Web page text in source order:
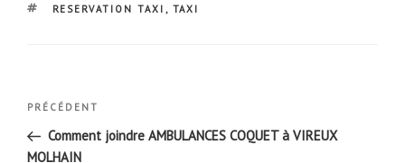
ÉTIQUETTES
RESERVATION TAXI , TAXI
Navigation
l’article
Article
précédent
PRÉCÉDENT
Comment joindre AMBULANCES COQUET à VIREUX
MOLHAIN